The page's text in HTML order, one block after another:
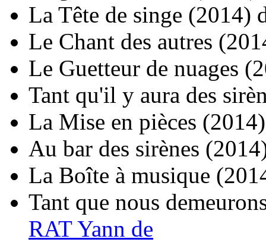
La Tête de singe (2014)
Le Chant des autres
Le Guetteur de nuages
Tant qu'il y aura des
La Mise en pièces (2014)
Au bar des sirènes
La Boîte à musique
Tant que nous
RAT Yann de